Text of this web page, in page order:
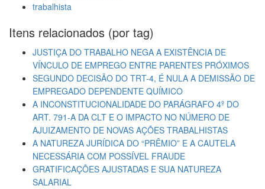
trabalhista
Itens relacionados (por tag)
JUSTIÇA DO TRABALHO NEGA A EXISTÊNCIA DE
VÍNCULO DE EMPREGO ENTRE PARENTES PRÓXIMOS
SEGUNDO DECISÃO DO TRT-4, É NULA A DEMISSÃO DE
EMPREGADO DEPENDENTE QUÍMICO
A INCONSTITUCIONALIDADE DO PARÁGRAFO 4º DO
ART. 791-A DA CLT E O IMPACTO NO NÚMERO DE
AJUIZAMENTO DE NOVAS AÇÕES TRABALHISTAS
A NATUREZA JURÍDICA DO “PRÊMIO” E A CAUTELA
NECESSÁRIA COM POSSÍVEL FRAUDE
GRATIFICAÇÕES AJUSTADAS E SUA NATUREZA
SALARIAL